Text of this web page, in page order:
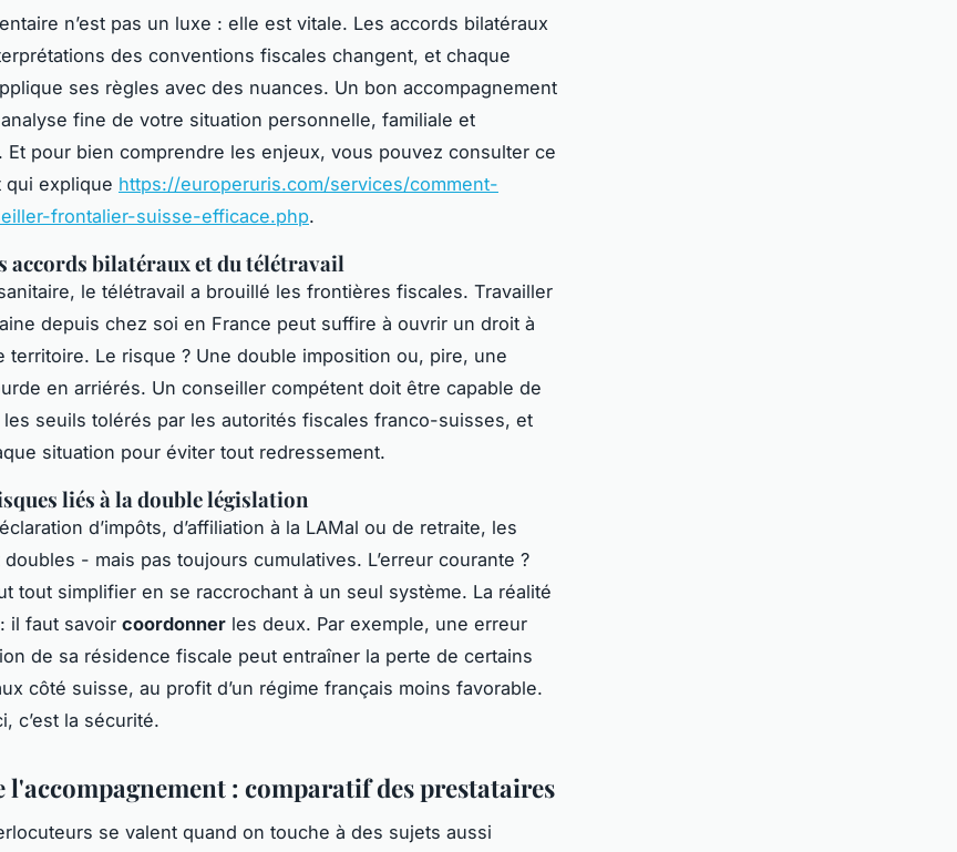
n’est pas un luxe : elle est vitale. Les accords bilatéraux
des conventions fiscales changent, et chaque
ses règles avec des nuances. Un bon accompagnement
fine de votre situation personnelle, familiale et
Et pour bien comprendre les enjeux, vous pouvez consulter ce
qui explique https://europeruris.com/services/comment-
frontalier-suisse-efficace.php.
accords bilatéraux et du télétravail
le télétravail a brouillé les frontières fiscales. Travailler
depuis chez soi en France peut suffire à ouvrir un droit à
territoire. Le risque ? Une double imposition ou, pire, une
en arriérés. Un conseiller compétent doit être capable de
seuils tolérés par les autorités fiscales franco-suisses, et
situation pour éviter tout redressement.
liés à la double législation
d’impôts, d’affiliation à la LAMal ou de retraite, les
- mais pas toujours cumulatives. L’erreur courante ?
tout simplifier en se raccrochant à un seul système. La réalité
il faut savoir coordonner les deux. Par exemple, une erreur
de sa résidence fiscale peut entraîner la perte de certains
côté suisse, au profit d’un régime français moins favorable.
c’est la sécurité.
l'accompagnement : comparatif des prestataires
se valent quand on touche à des sujets aussi